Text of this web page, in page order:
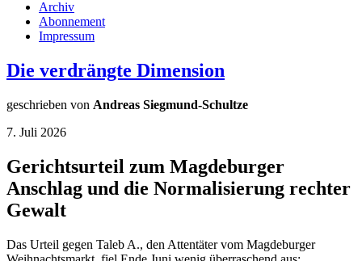
Archiv
Abonnement
Impressum
Die verdrängte Dimension
geschrieben von Andreas Siegmund-Schultze
7. Juli 2026
Gerichtsurteil zum Magdeburger
Anschlag und die Normalisierung rechter
Gewalt
Das Urteil gegen Taleb A., den Attentäter vom Magdeburger